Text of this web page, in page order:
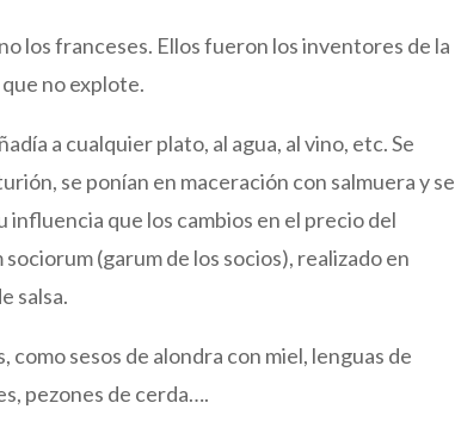
los franceses. Ellos fueron los inventores de la
no explote.
a cualquier plato, al agua, al vino, etc. Se
se ponían en maceración con salmuera y se
influencia que los cambios en el precio del
(garum de los socios), realizado en
salsa.
sesos de alondra con miel, lenguas de
pezones de cerda….